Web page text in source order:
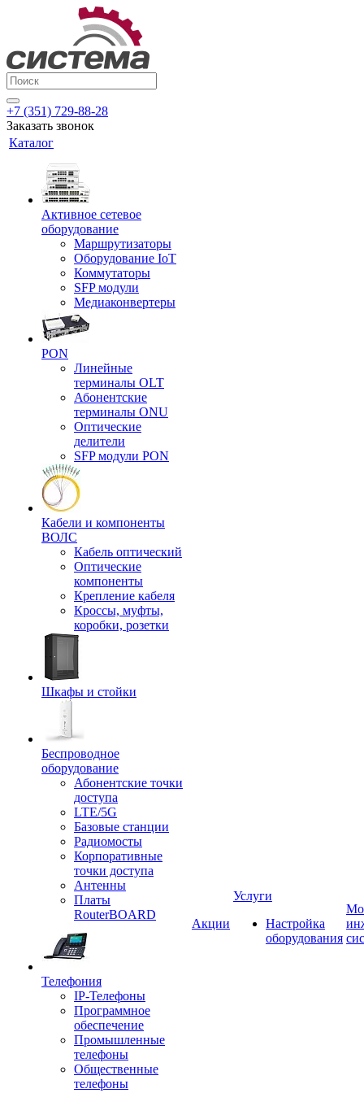
+7 (351) 729-88-28
Заказать звонок
Каталог
Активное сетевое
оборудование
Маршрутизаторы
Оборудование IoT
Коммутаторы
SFP модули
Медиаконвертеры
PON
Линейные
терминалы OLT
Абонентские
терминалы ONU
Оптические
делители
SFP модули PON
Кабели и компоненты
ВОЛС
Кабель оптический
Оптические
компоненты
Крепление кабеля
Кроссы, муфты,
коробки, розетки
Шкафы и стойки
Беспроводное
оборудование
Абонентские точки
доступа
LTE/5G
Базовые станции
Радиомосты
Корпоративные
точки доступа
Антенны
Платы
RouterBOARD
Телефония
IP-Телефоны
Программное
обеспечение
Промышленные
телефоны
Общественные
телефоны
Акции
Услуги
Настройка
оборудования